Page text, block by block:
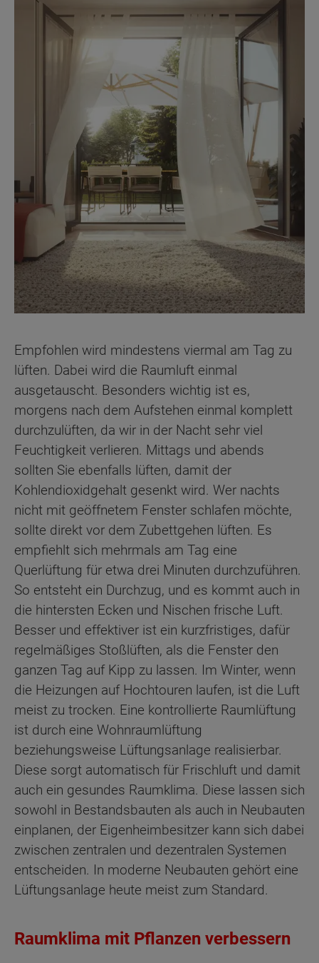
Empfohlen wird mindestens viermal am Tag zu
lüften. Dabei wird die Raumluft einmal
ausgetauscht. Besonders wichtig ist es,
morgens nach dem Aufstehen einmal komplett
durchzulüften, da wir in der Nacht sehr viel
Feuchtigkeit verlieren. Mittags und abends
sollten Sie ebenfalls lüften, damit der
Kohlendioxidgehalt gesenkt wird. Wer nachts
nicht mit geöffnetem Fenster schlafen möchte,
sollte direkt vor dem Zubettgehen lüften. Es
empfiehlt sich mehrmals am Tag eine
Querlüftung für etwa drei Minuten durchzuführen.
So entsteht ein Durchzug, und es kommt auch in
die hintersten Ecken und Nischen frische Luft.
Besser und effektiver ist ein kurzfristiges, dafür
regelmäßiges Stoßlüften, als die Fenster den
ganzen Tag auf Kipp zu lassen. Im Winter, wenn
die Heizungen auf Hochtouren laufen, ist die Luft
meist zu trocken. Eine kontrollierte Raumlüftung
ist durch eine Wohnraumlüftung
beziehungsweise Lüftungsanlage realisierbar.
Diese sorgt automatisch für Frischluft und damit
auch ein gesundes Raumklima. Diese lassen sich
sowohl in Bestandsbauten als auch in Neubauten
einplanen, der Eigenheimbesitzer kann sich dabei
zwischen zentralen und dezentralen Systemen
entscheiden. In moderne Neubauten gehört eine
Lüftungsanlage heute meist zum Standard.
Raumklima mit Pflanzen verbessern